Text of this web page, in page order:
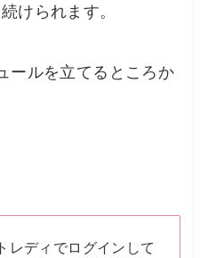
けられます。
ールを立てるところか
レディでログインして